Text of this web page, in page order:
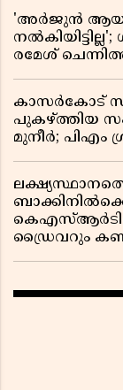
'അർജുൻ
രമേശ്
കാസർകോട്
പുകഴ്ത്തിയ
മുനീർ; പിഎം
ഡ്രൈവറും